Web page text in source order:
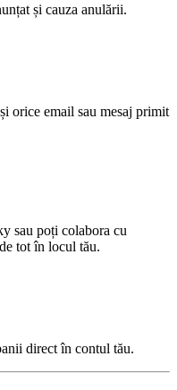
și cauza anulării.
orice email sau mesaj primit
sau poți colabora cu
tot în locul tău.
direct în contul tău.